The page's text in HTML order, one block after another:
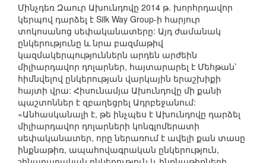
Մինչդեռ Զաուր Ախունդովը 2014 թ. խորհրդավոր
կերպով դարձել է Silk Way Group-ի հարյուր
տոկոսանոց սեփականատերը: Այդ ժամանակ
ընկերությունը և նրա բազմաթիվ
կազմակերպություններն արդեն արժեին
միլիարդավոր դոլարներ, հայտարարել է Մեհթան՝
հիմնվելով ընկերության վարկային երաշխիքի
հայտի վրա: Հիսունամյա Ախունդովը մի քանի
պաշտոններ է զբաղեցրել Ադրբեջանում:
«Անհասկանալի է, թե ինչպես է Ախունդովը դարձել
միլիարդավոր դոլարների կոնգլոմերատի
սեփականատեր, որը ներառում է ավելի քան տասը
ինքնաթիռ, ապահովագրական ընկերություն,